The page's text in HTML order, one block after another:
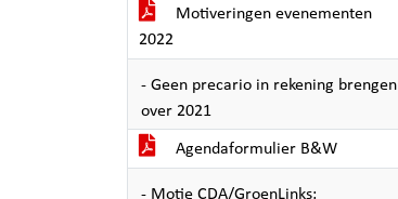
Motiveringen evenementen
2022
- Geen precario in rekening brengen
over 2021
Agendaformulier B&W
- Motie CDA/GroenLinks: